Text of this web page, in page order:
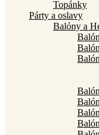
Topánky
Párty a oslavy
Balóny a